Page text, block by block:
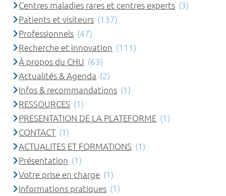
Centres maladies rares et centres experts (3)
Patients et visiteurs (137)
Professionnels (47)
Recherche et innovation (111)
À propos du CHU (63)
Actualités & Agenda (2)
Infos & recommandations (1)
RESSOURCES (1)
PRESENTATION DE LA PLATEFORME (1)
CONTACT (1)
ACTUALITES ET FORMATIONS (1)
Présentation (1)
Votre prise en charge (1)
Informations pratiques (1)